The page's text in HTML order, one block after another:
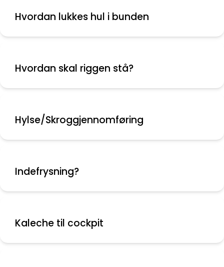
Hvordan lukkes hul i bunden
Hvordan skal riggen stå?
Hylse/Skroggjennomføring
Indefrysning?
Kaleche til cockpit